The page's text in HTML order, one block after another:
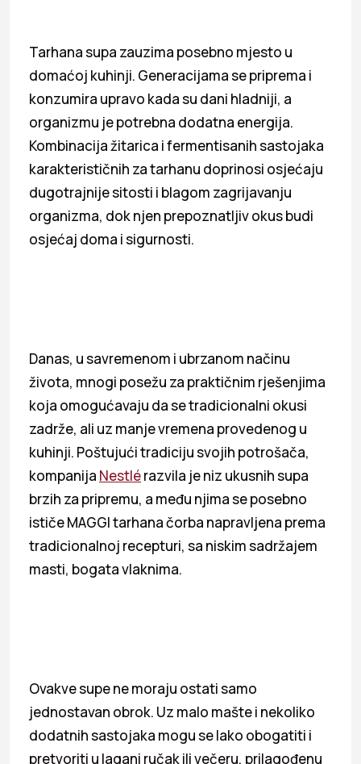
Tarhana supa zauzima posebno mjesto u
domaćoj kuhinji. Generacijama se priprema i
konzumira upravo kada su dani hladniji, a
organizmu je potrebna dodatna energija.
Kombinacija žitarica i fermentisanih sastojaka
karakterističnih za tarhanu doprinosi osjećaju
dugotrajnije sitosti i blagom zagrijavanju
organizma, dok njen prepoznatljiv okus budi
osjećaj doma i sigurnosti.
Danas, u savremenom i ubrzanom načinu
života, mnogi posežu za praktičnim rješenjima
koja omogućavaju da se tradicionalni okusi
zadrže, ali uz manje vremena provedenog u
kuhinji. Poštujući tradiciju svojih potrošača,
kompanija Nestlérazvila je niz ukusnih supa
brzih za pripremu, a među njima se posebno
ističe MAGGI tarhana čorba napravljena prema
tradicionalnoj recepturi, sa niskim sadržajem
masti, bogata vlaknima.
Ovakve supe ne moraju ostati samo
jednostavan obrok. Uz malo mašte i nekoliko
dodatnih sastojaka mogu se lako obogatiti i
pretvoriti u lagani ručak ili večeru, prilagođenu